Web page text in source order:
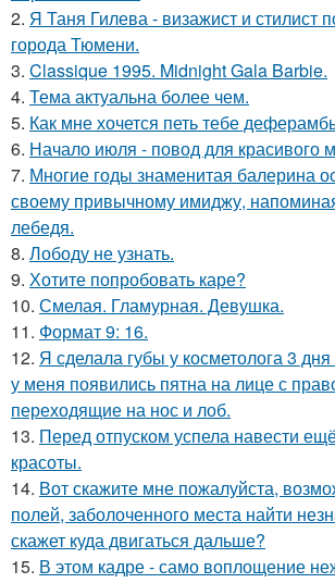
2. Я Таня Гилева - визажист и стилист
города Тюмени.
3. Classique 1995. Midnight Gala Barbie.
4. Тема актуальна более чем.
5. Как мне хочется петь тебе
6. Начало июля - повод для красивого
7. Многие годы знаменитая балерина
своему привычному имиджу,
лебедя.
8. Лободу не узнать.
9. Хотите попробовать каре?
10. Смелая. Гламурная. Девушка.
11. Формат 9: 16.
12. Я сделала губы у косметолога 3
у меня появились пятна на лице с
переходящие на нос и лоб.
13. Перед отпуском успела навести
красоты.
14. Вот скажите мне пожалуйста,
полей, заболоченного места найти
скажет куда двигаться дальше?
15. В этом кадре - само воплощение